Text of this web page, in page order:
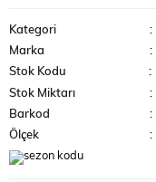
Kategori :
Marka
:
Stok Kodu
Stok Miktarı
:
Barkod
:
Ölçek
: